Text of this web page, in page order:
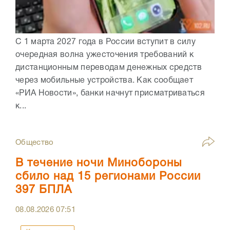
С 1 марта 2027 года в России вступит в силу
очередная волна ужесточения требований к
дистанционным переводам денежных средств
через мобильные устройства. Как сообщает
«РИА Новости», банки начнут присматриваться
к...
Общество
В течение ночи Минобороны
сбило над 15 регионами России
397 БПЛА
08.08.202607:51